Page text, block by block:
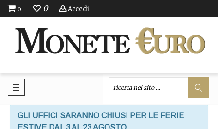
0 0 Accedi
GLI UFFICI SARANNO CHIUSI PER LE FERIE
ESTIVE DAL 3 AL 23 AGOSTO.